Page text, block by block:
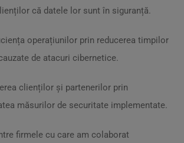
că datele lor sunt în siguranță.
operațiunilor prin reducerea timpilor
de atacuri cibernetice.
clienților și partenerilor prin
măsurilor de securitate implementate.
firmele cu care am colaborat